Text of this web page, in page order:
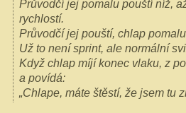
Průvodčí jej pomalu pouští níž,
rychlostí.
Průvodčí jej pouští, chlap
Už to není sprint, ale normální
Když chlap míjí konec vlaku, z
a povídá:
„Chlape, máte štěstí, že jsem tu